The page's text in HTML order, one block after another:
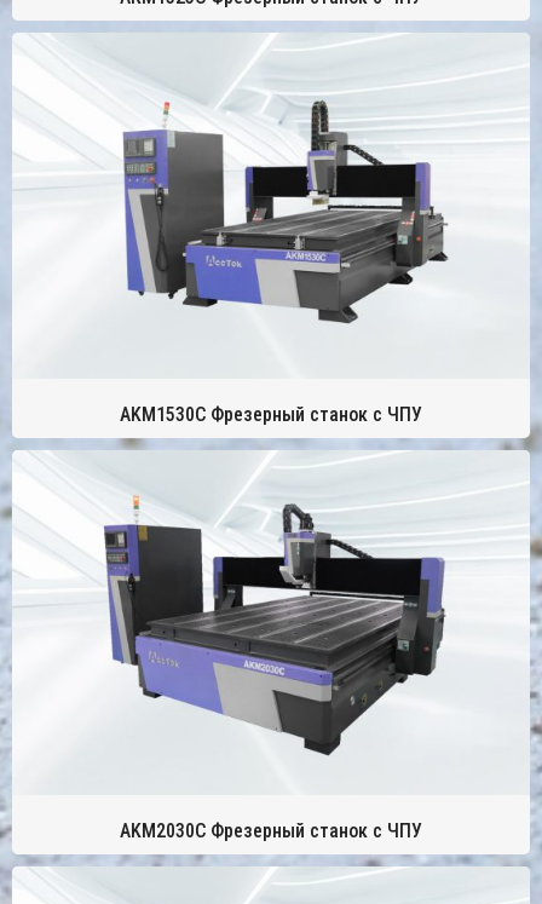
AKM1530C Фрезерный станок с ЧПУ
AKM2030C Фрезерный станок с ЧПУ